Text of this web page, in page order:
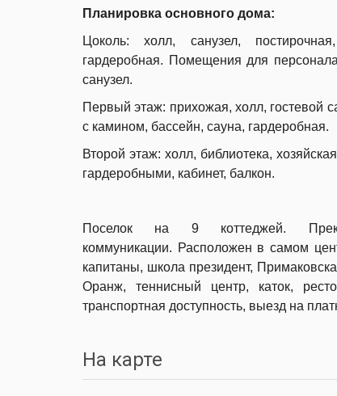
Планировка основного дома:
Цоколь: холл, санузел,
гардеробная. Помещения для
санузел.
Первый этаж: прихожая, холл, гостевой
с камином, бассейн, сауна, гардеробная.
Второй этаж: холл, библиотека,
гардеробными, кабинет, балкон.
Поселок на 9 коттеджей.
коммуникации. Расположен в самом
капитаны, школа президент,
Оранж, теннисный центр, каток,
транспортная доступность, выезд на
На карте